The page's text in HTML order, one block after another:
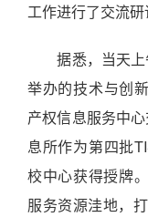
工作进行了交流研
据悉，当天上
举办的技术与创
产权信息服务中
息所作为第四批
校中心获得授牌
服务资源洼地，